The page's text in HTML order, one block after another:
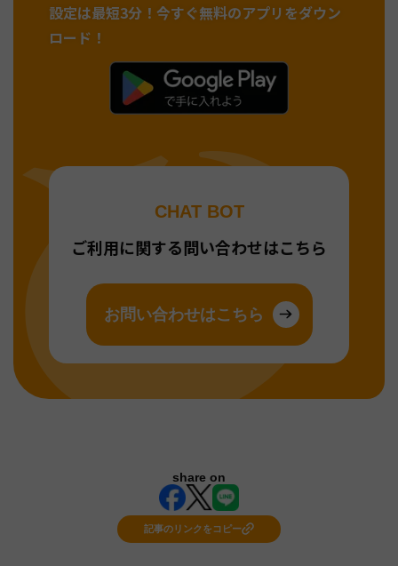
設定は最短3分！ 今すぐ無料のアプリをダウン
ロード！
CHAT BOT
ご利用に関する問い合わせはこちら
お問い合わせはこちら
share on
記事のリンクをコピー